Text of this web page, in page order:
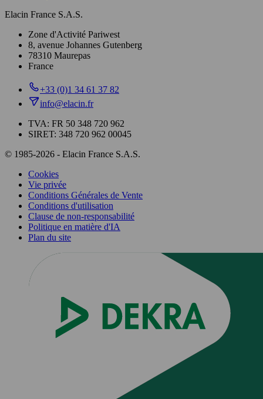
Elacin France S.A.S.
Zone d'Activité Pariwest
8, avenue Johannes Gutenberg
78310 Maurepas
France
+33 (0)1 34 61 37 82
info@elacin.fr
TVA: FR 50 348 720 962
SIRET: 348 720 962 00045
© 1985-2026 - Elacin France S.A.S.
Cookies
Vie privée
Conditions Générales de Vente
Conditions d'utilisation
Clause de non-responsabilité
Politique en matière d'IA
Plan du site